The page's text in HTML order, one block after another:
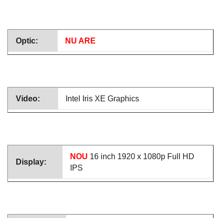
Optic: NU ARE
Video: Intel Iris XE Graphics
Display:
NOU 16 inch 1920 x 1080p Full HD
IPS